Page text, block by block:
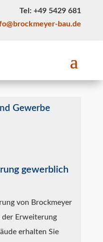
Tel: +49 5429 681
bau.de
Gewerbe
gewerblich
von Brockmeyer
der Erweiterung
erhalten Sie